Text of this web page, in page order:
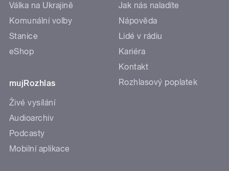
Válka na Ukrajině
Komunální volby
Stanice
eShop
mujRozhlas
Živé vysílání
Audioarchiv
Podcasty
Mobilní aplikace
Jak nás naladíte
Nápověda
Lidé v rádiu
Kariéra
Kontakt
Rozhlasový poplatek